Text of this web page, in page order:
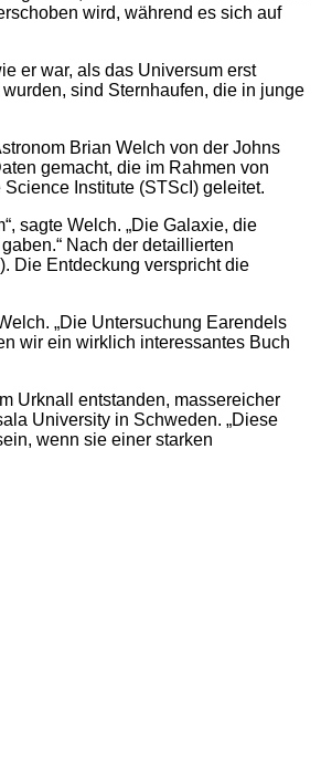
wird, während es sich auf
er war, als das Universum erst
sind Sternhaufen, die in junge
Brian Welch von der Johns
gemacht, die im Rahmen von
Institute (STScI) geleitet.
sagte Welch. „Die Galaxie, die
Nach der detaillierten
Die Entdeckung verspricht die
„Die Untersuchung Earendels
wir ein wirklich interessantes Buch
Urknall entstanden, massereicher
University in Schweden. „Diese
wenn sie einer starken